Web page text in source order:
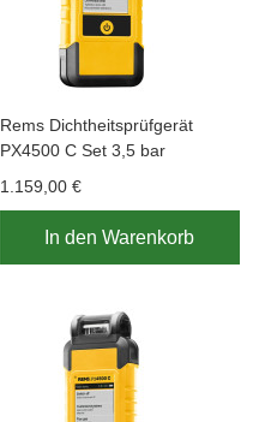
Rems Dichtheitsprüfgerät
PX4500 C Set 3,5 bar
1.159,00 €
In den Warenkorb